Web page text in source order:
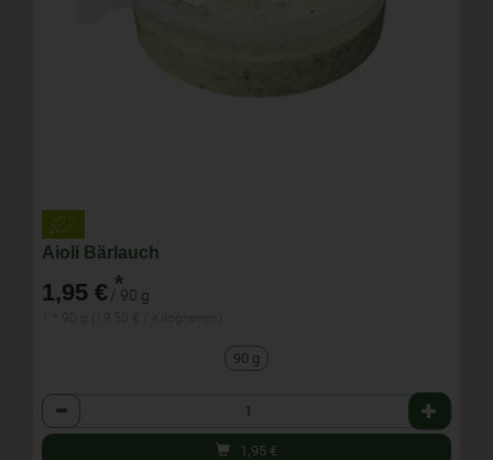
Aioli Bärlauch
1,95 € *
/ 90 g
90 g
Anzahl
1,95 €